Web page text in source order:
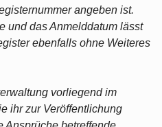
angeben ist.
und das Anmelddatum lässt
ebenfalls ohne Weiteres
vorliegend im
ihr zur Veröffentlichung